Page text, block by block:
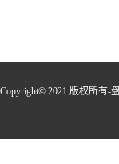
Copyright© 2021 版权所有-